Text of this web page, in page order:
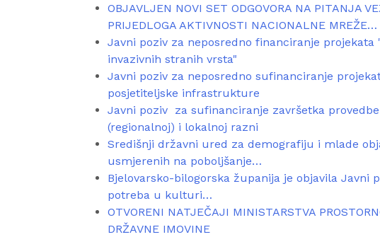
OBJAVLJEN NOVI SET ODGOVORA NA PITANJA
PRIJEDLOGA AKTIVNOSTI NACIONALNE MREŽE…
Javni poziv za neposredno financiranje
invazivnih stranih vrsta"
Javni poziv za neposredno sufinanciranje
posjetiteljske infrastrukture
Javni poziv za sufinanciranje završetka
(regionalnoj) i lokalnoj razni
Središnji državni ured za demografiju i mlade
usmjerenih na poboljšanje…
Bjelovarsko-bilogorska županija je objavila Javni
potreba u kulturi…
OTVORENI NATJEČAJI MINISTARSTVA
DRŽAVNE IMOVINE